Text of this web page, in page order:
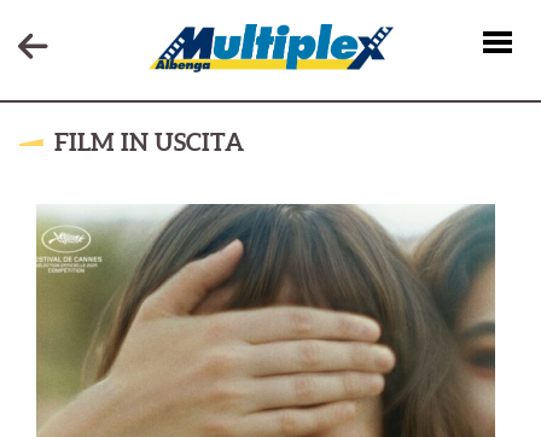
FILM IN USCITA